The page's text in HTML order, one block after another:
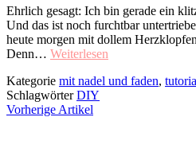
Ehrlich gesagt: Ich bin gerade ein
Und das ist noch furchtbar
heute morgen mit dollem
Denn… Weiterlesen
Kategorie mit nadel und faden,
SchlagwörterDIY
Vorherige Artikel